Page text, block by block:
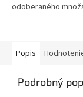
odoberaného
Popis
Podrobný